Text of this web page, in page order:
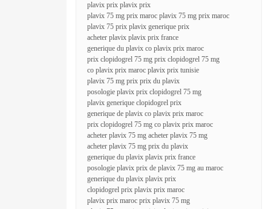
plavix prix plavix prix
plavix 75 mg prix maroc plavix 75 mg prix maroc
plavix 75 prix plavix generique prix
acheter plavix plavix prix france
generique du plavix co plavix prix maroc
prix clopidogrel 75 mg prix clopidogrel 75 mg
co plavix prix maroc plavix prix tunisie
plavix 75 mg prix prix du plavix
posologie plavix prix clopidogrel 75 mg
plavix generique clopidogrel prix
generique de plavix co plavix prix maroc
prix clopidogrel 75 mg co plavix prix maroc
acheter plavix 75 mg acheter plavix 75 mg
acheter plavix 75 mg prix du plavix
generique du plavix plavix prix france
posologie plavix prix de plavix 75 mg au maroc
generique du plavix plavix prix
clopidogrel prix plavix prix maroc
plavix prix maroc prix plavix 75 mg